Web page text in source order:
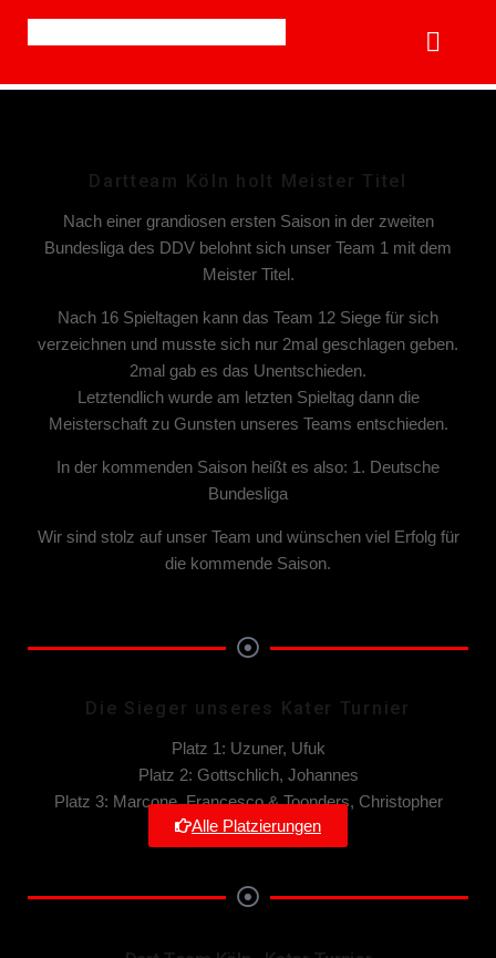
Dartteam Köln holt Meister Titel
Nach einer grandiosen ersten Saison in der zweiten
Bundesliga des DDV belohnt sich unser Team 1 mit dem
Meister Titel.
Nach 16 Spieltagen kann das Team 12 Siege für sich
verzeichnen und musste sich nur 2mal geschlagen geben.
2mal gab es das Unentschieden.
Letztendlich wurde am letzten Spieltag dann die
Meisterschaft zu Gunsten unseres Teams entschieden.
In der kommenden Saison heißt es also: 1. Deutsche
Bundesliga
Wir sind stolz auf unser Team und wünschen viel Erfolg für
die kommende Saison.
Die Sieger unseres Kater Turnier
Platz 1: Uzuner, Ufuk
Platz 2: Gottschlich, Johannes
Platz 3: Marcone, Francesco & Toonders, Christopher
Alle Platzierungen